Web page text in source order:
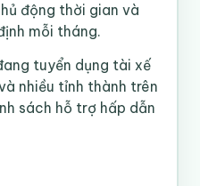
động thời gian và
mỗi tháng.
tuyển dụng tài xế
nhiều tỉnh thành trên
sách hỗ trợ hấp dẫn